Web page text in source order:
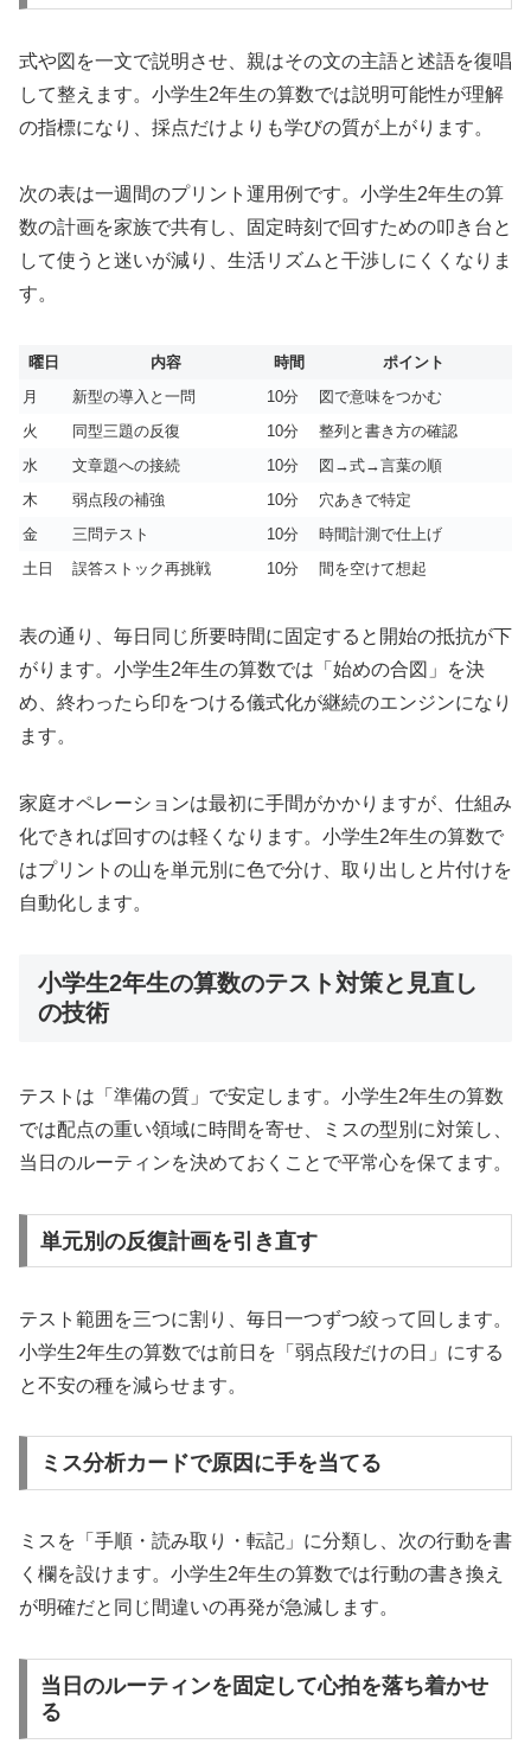
式や図を一文で説明させ、親はその文の主語と述語を復唱
して整えます。小学生2年生の算数では説明可能性が理解
の指標になり、採点だけよりも学びの質が上がります。
次の表は一週間のプリント運用例です。小学生2年生の算
数の計画を家族で共有し、固定時刻で回すための叩き台と
して使うと迷いが減り、生活リズムと干渉しにくくなりま
す。
曜日 内容 時間
ポイント
月
新型の導入と一問 10分
図で意味をつかむ
火
同型三題の反復 10分
整列と書き方の確認
水
文章題への接続 10分
図→式→言葉の順
木
弱点段の補強 10分
穴あきで特定
金
三問テスト 10分
時間計測で仕上げ
土日
誤答ストック再挑戦 10分 間を空けて想起
表の通り、毎日同じ所要時間に固定すると開始の抵抗が下
がります。小学生2年生の算数では「始めの合図」を決
め、終わったら印をつける儀式化が継続のエンジンになり
ます。
家庭オペレーションは最初に手間がかかりますが、仕組み
化できれば回すのは軽くなります。小学生2年生の算数で
はプリントの山を単元別に色で分け、取り出しと片付けを
自動化します。
小学生2年生の算数のテスト対策と見直し
の技術
テストは「準備の質」で安定します。小学生2年生の算数
では配点の重い領域に時間を寄せ、ミスの型別に対策し、
当日のルーティンを決めておくことで平常心を保てます。
単元別の反復計画を引き直す
テスト範囲を三つに割り、毎日一つずつ絞って回します。
小学生2年生の算数では前日を「弱点段だけの日」にする
と不安の種を減らせます。
ミス分析カードで原因に手を当てる
ミスを「手順・読み取り・転記」に分類し、次の行動を書
く欄を設けます。小学生2年生の算数では行動の書き換え
が明確だと同じ間違いの再発が急減します。
当日のルーティンを固定して心拍を落ち着かせ
る